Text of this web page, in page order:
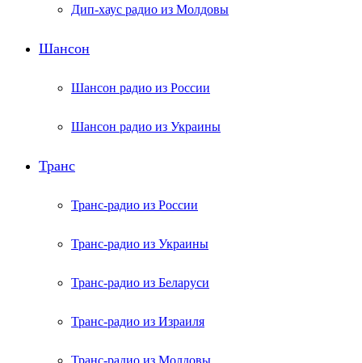
Дип-хаус радио из Молдовы
Шансон
Шансон радио из России
Шансон радио из Украины
Транс
Транс-радио из России
Транс-радио из Украины
Транс-радио из Беларуси
Транс-радио из Израиля
Транс-радио из Молдовы